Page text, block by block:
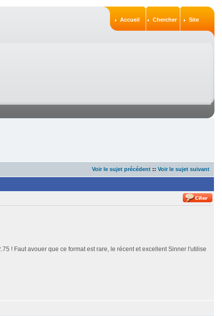
Accueil Chercher Site
Voir le sujet précédent :: Voir le sujet suivant
! Faut avouer que ce format est rare, le récent et excellent Sinner l'utilise